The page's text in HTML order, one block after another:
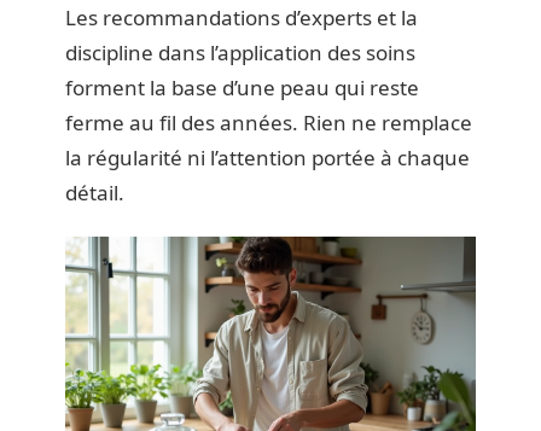
Les recommandations d’experts et la
discipline dans l’application des soins
forment la base d’une peau qui reste
ferme au fil des années. Rien ne remplace
la régularité ni l’attention portée à chaque
détail.